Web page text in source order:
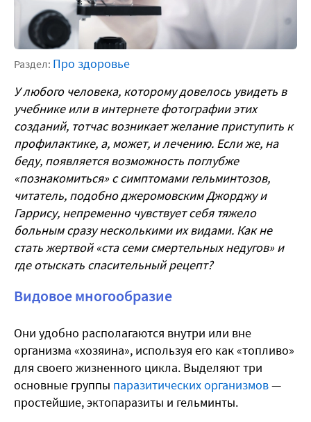
Раздел: Про здоровье
У любого человека, которому довелось увидеть в
учебнике или в интернете фотографии этих
созданий, тотчас возникает желание приступить к
профилактике, а, может, и лечению. Если же, на
беду, появляется возможность поглубже
«познакомиться» с симптомами гельминтозов,
читатель, подобно джеромовским Джорджу и
Гаррису, непременно чувствует себя тяжело
больным сразу несколькими их видами. Как не
стать жертвой «ста семи смертельных недугов» и
где отыскать спасительный рецепт?
Видовое многообразие
Они удобно располагаются внутри или вне
организма «хозяина», используя его как «топливо»
для своего жизненного цикла. Выделяют три
основные группы паразитических организмов—
простейшие, эктопаразиты и гельминты.